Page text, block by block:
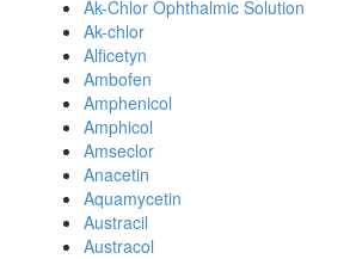
Ak-Chlor Ophthalmic Solution
Ak-chlor
Alficetyn
Ambofen
Amphenicol
Amphicol
Amseclor
Anacetin
Aquamycetin
Austracil
Austracol